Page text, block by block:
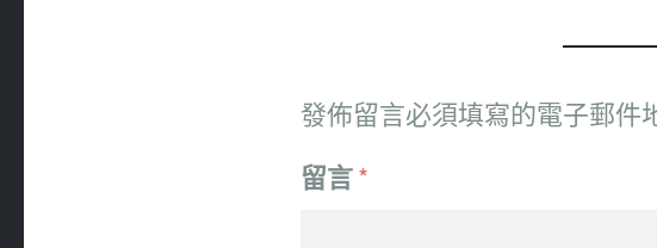
發佈留言必須填寫的電子郵件
留言*